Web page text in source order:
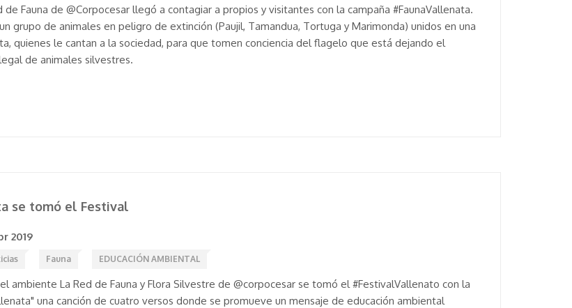
Fauna de @Corpocesar llegó a contagiar a propios y visitantes con la campaña #FaunaVallenata.
grupo de animales en peligro de extinción (Paujil, Tamandua, Tortuga y Marimonda) unidos en una
quienes le cantan a la sociedad, para que tomen conciencia del flagelo que está dejando el
de animales silvestres.
se tomó el Festival
2019
Fauna EDUCACIÓN AMBIENTAL
ambiente La Red de Fauna y Flora Silvestre de @corpocesar se tomó el #FestivalVallenato con la
una canción de cuatro versos donde se promueve un mensaje de educación ambiental